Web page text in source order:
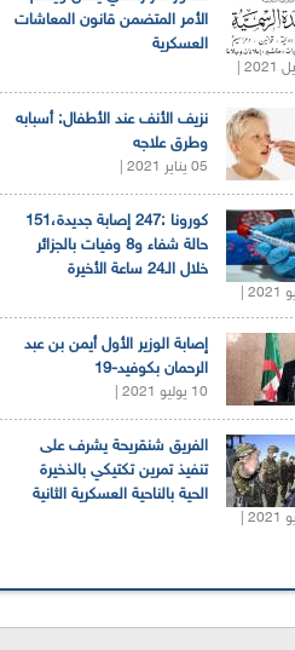
الأمر المتضمن قانون المعاشات
العسكرية
نزيف الأنف عند الأطفال: أسبابه
وطرق علاجه
05 يناير 2021 |
كورونا :247 إصابة جديدة،151
حالة شفاء و8 وفيات بالجزائر
خلال الـ24 ساعة الأخيرة
إصابة الوزير الأول أيمن بن عبد
الرحمان بكوفيد-19
10 يوليو 2021 |
الفريق شنقريحة يشرف على
تنفيذ تمرين تكتيكي بالذخيرة
الحية بالناحية العسكرية الثانية